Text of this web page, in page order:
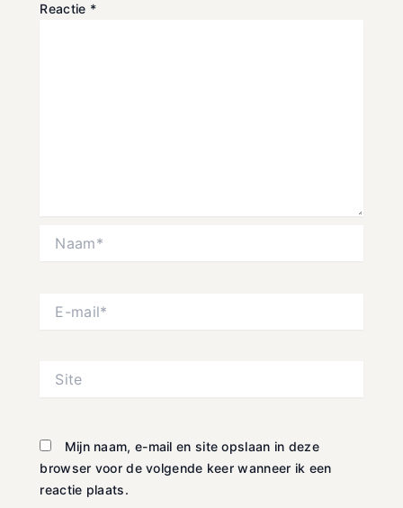
Reactie *
mail*
Mijn naam, e-mail en site opslaan in deze
browser voor de volgende keer wanneer ik een
reactie plaats.